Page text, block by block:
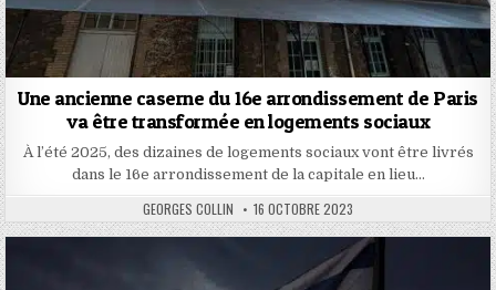
Une ancienne caserne du 16e arrondissement de Paris
va être transformée en logements sociaux
À l’été 2025, des dizaines de logements sociaux vont être livrés
dans le 16e arrondissement de la capitale en lieu…
AUTHOR:
GEORGES COLLIN PUBLISHED
DATE:
16 OCTOBRE 2023